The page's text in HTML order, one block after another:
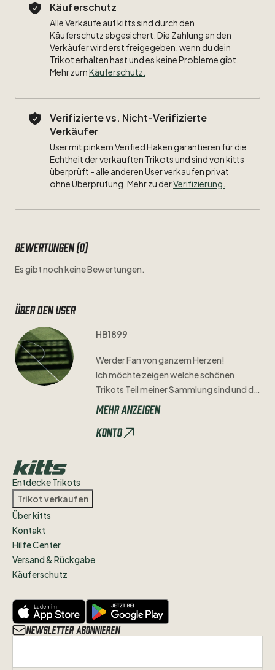
Käuferschutz
Alle Verkäufe auf kitts sind durch den
Käuferschutz abgesichert. Die Zahlung an den
Verkäufer wird erst freigegeben, wenn du dein
Trikot erhalten hast und es keine Probleme gibt.
Mehr zumKäuferschutz
Verifizierte vs. Nicht-Verifizierte
Verkäufer
User mit pinkem Verified Haken garantieren für die
Echtheit der verkauften Trikots und sind von kitts
überprüft - alle anderen User verkaufen privat
ohne Überprüfung. Mehr zu derVerifizierung.
Bewertungen (0)
Es gibt noch keine Bewertungen.
Über den user
HB1899
WerderFanvonganzemHerzen!
Ichmöchtezeigenwelcheschönen
Trikots TeilmeinerSammlungsindunddie
vondenenichmich
weitergeben.
Mehr anzeigen
Konto
Entdecke Trikots
Trikot verkaufen
Über kitts
Kontakt
Hilfe Center
Versand & Rückgabe
Käuferschutz
Newsletter abonnieren